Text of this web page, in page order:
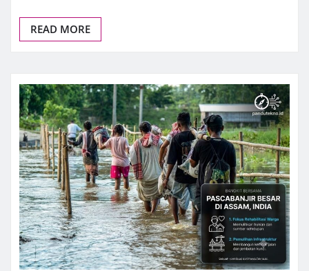
READ MORE